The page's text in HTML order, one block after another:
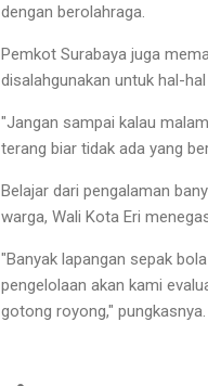
dengan berolahraga.
Pemkot Surabaya juga
disalahgunakan untuk hal-
"Jangan sampai kalau
terang biar tidak ada yang
Belajar dari pengalaman
warga, Wali Kota Eri
"Banyak lapangan sepak
pengelolaan akan kami
gotong royong," pungkasnya.